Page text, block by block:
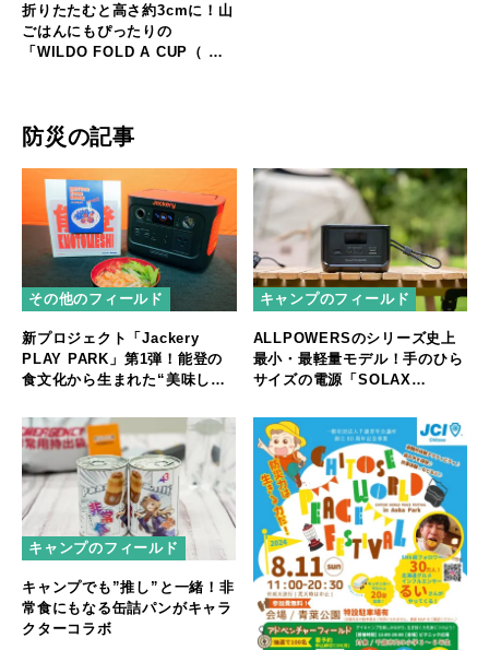
折りたたむと高さ約3cmに！山
ごはんにもぴったりの
「WILDO FOLD A CUP（ ウ
防災の記事
その他のフィールド
新プロジェクト「Jackery
PLAY PARK」第1弾！能登の
食文化から生まれた“美味しい
キャンプのフィールド
ALLPOWERSのシリーズ史上
最小・最軽量モデル！手のひら
サイズの電源「SOLAX
キャンプのフィールド
キャンプでも”推し”と一緒！非
常食にもなる缶詰パンがキャラ
クターコラボ